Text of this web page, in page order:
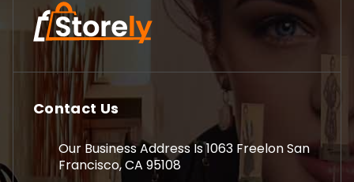
Contact Us
Our Business Address Is 1063 Freelon San
Francisco, CA 95108